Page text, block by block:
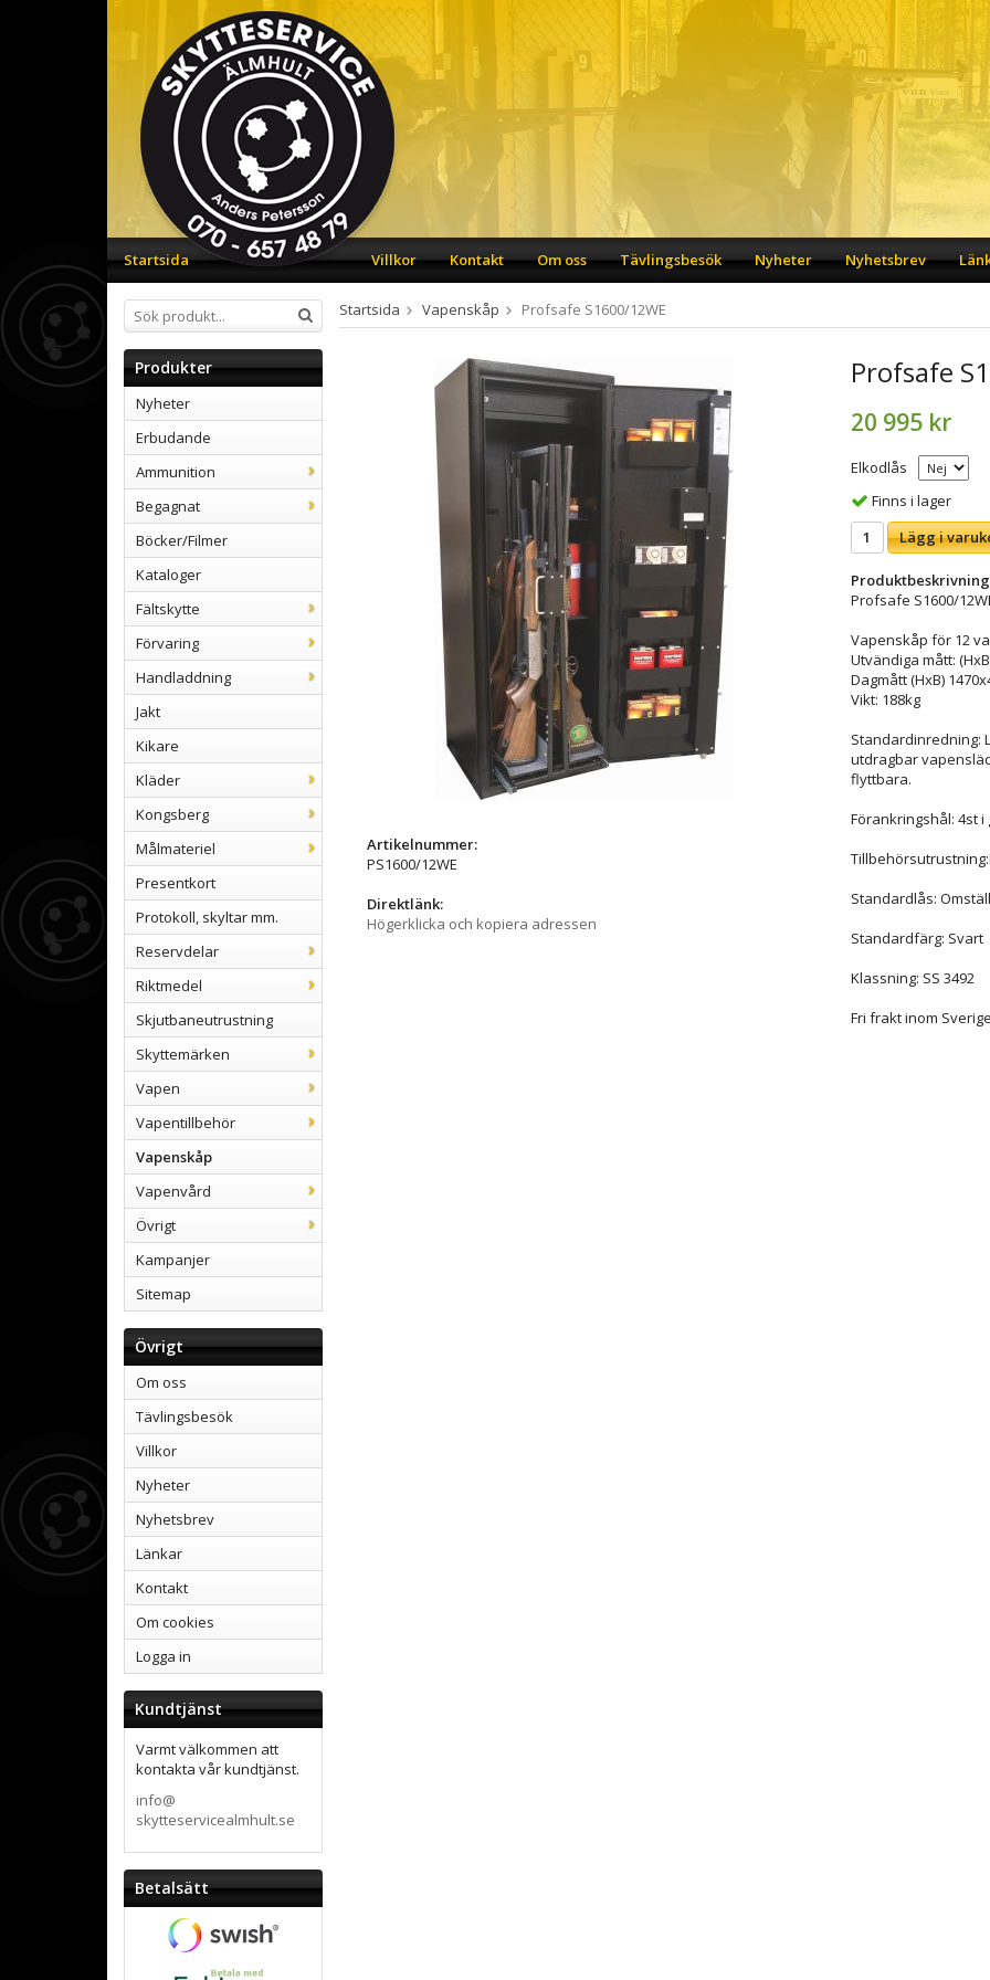
Startsida Villkor Kontakt Om oss Tävlingsbesök Nyheter Nyhetsbrev
Produkter
Nyheter
Erbudande
Ammunition
Begagnat
Böcker/Filmer
Kataloger
Fältskytte
Förvaring
Handladdning
Jakt
Kikare
Kläder
Kongsberg
Målmateriel
Presentkort
Protokoll, skyltar mm.
Reservdelar
Riktmedel
Skjutbaneutrustning
Skyttemärken
Vapen
Vapentillbehör
Vapenskåp
Vapenvård
Övrigt
Kampanjer
Sitemap
Övrigt
Om oss
Tävlingsbesök
Villkor
Nyheter
Nyhetsbrev
Länkar
Kontakt
Om cookies
Logga in
Kundtjänst
Varmt välkommen att
kontakta vår kundtjänst.
info@
skytteservicealmhult.se
Betalsätt
Startsida Vapenskåp Profsafe S1600/12WE
Profsafe
20 995 kr
Elkodlås
Finns i lager
Lägg i
Profsafe S1600/
Vapenskåp för 12
Utvändiga mått:
Dagmått (HxB)
Vikt: 188kg
Standardinredning:
utdragbar
flyttbara.
Förankringshål: 4st
Standardlås:
Standardfärg: Svart
Klassning: SS 3492
Fri frakt inom
Artikelnummer:
PS1600/12WE
Direktlänk:
Högerklicka och kopiera adressen